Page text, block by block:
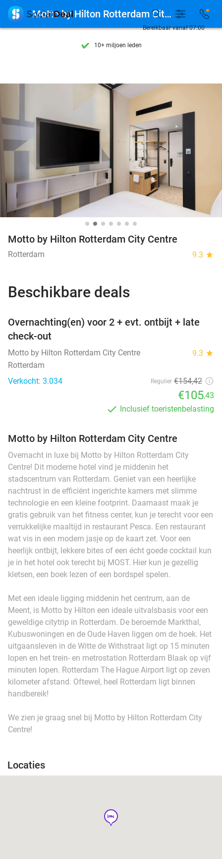
7 dagen per week beschikbaar
10+ miljoen leden
7 dagen per week beschikbaar
Bereikbaar vanaf 07:00
 Motto by Hilton Rotterdam City Centre
Motto by Hilton Rotterdam City Centre
Rotterdam 9.3 star
Beschikbare deals
Overnachting(en) voor 2 + evt. ontbijt + late
check-out
Motto by Hilton Rotterdam City Centre 9.3 star
Rotterdam
Verkocht: 3.034
Regulier €154,42
€105,43
Inclusief toeristenbelasting
Motto by Hilton Rotterdam City Centre
Overnacht in luxe bij Motto by Hilton Rotterdam City
Centre! Dit moderne hotel vind je middenin het
stadscentrum van Rotterdam. Geniet van een heerlijke
nachtrust in de efficiënt ingerichte kamers met slimme
technologie en een kleine footprint. Daarnaast maak je
gratis gebruik van het fitness center, kun je terecht voor een
verrukkelijke maaltijd in restaurant Pesca. Een restaurant
wat vis in een modern jasje op de kaart zet. Voor een
heerlijk ontbijt, lekkere bites of een écht goede cocktail kun
je in het hotel ook terecht bij MOST. Hier kun je gezellig
kletsen, een boek lezen of een bordspel spelen.
Met een ideale ligging middenin het centrum, aan de
Meent, is Motto by Hilton een ideale uitvalsbasis voor een
geweldige citytrip in Rotterdam. De beroemde Markthal,
Kubuswoningen en de Oude Haven liggen om de hoek. Het
uitgaansleven in de Witte de Withstraat ligt op 15 minuten
lopen en het trein- en metrostation Rotterdam Blaak op vijf
minuten lopen. Rotterdam The Hague Airport ligt op zeven
kilometer afstand. Oftewel, heel Rotterdam ligt binnen
handbereik!
We zien je graag snel bij Motto by Hilton Rotterdam City
Centre!
Locaties
hotel